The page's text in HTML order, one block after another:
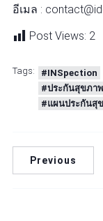
อีเมล :
Post Views: 2
Tags: #INSpection
#ประกันสุขภา
#แผนประกันสุ
Previous